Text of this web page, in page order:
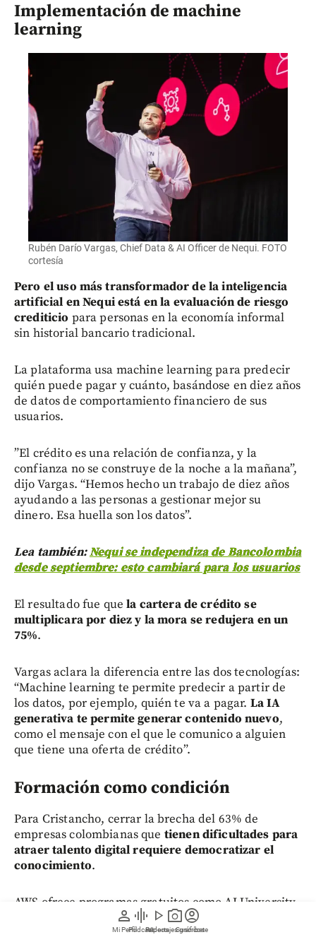
person
Mi Perfil
graphic_eq
Pódcast
play_arrow
Videos
photo_camera
Reportajes gráficos
account_circle
Suscríbete
Implementación de machine
learning
Rubén Darío Vargas, Chief Data & AI Officer de Nequi. FOTO
cortesía
Pero el uso más transformador de la inteligencia
artificial en Nequi está en la evaluación de riesgo
crediticio para personas en la economía informal
sin historial bancario tradicional.
La plataforma usa machine learning para predecir
quién puede pagar y cuánto, basándose en diez años
de datos de comportamiento financiero de sus
usuarios.
”El crédito es una relación de confianza, y la
confianza no se construye de la noche a la mañana”,
dijo Vargas. “Hemos hecho un trabajo de diez años
ayudando a las personas a gestionar mejor su
dinero. Esa huella son los datos”.
Lea también:Nequi se independiza de Bancolombia
desde septiembre: esto cambiará para los usuarios
El resultado fue quela cartera de crédito se
multiplicara por diez y la mora se redujera en un
75%.
Vargas aclara la diferencia entre las dos tecnologías:
“Machine learning te permite predecir a partir de
los datos, por ejemplo, quién te va a pagar. La IA
generativa te permite generar contenido nuevo,
como el mensaje con el que le comunico a alguien
que tiene una oferta de crédito”.
Formación como condición
Para Cristancho, cerrar la brecha del 63% de
empresas colombianas que tienen dificultades para
atraer talento digital requiere democratizar el
conocimiento.
AWS ofrece programas gratuitos como AI University
y AWS Entrena, orientados tanto a perfiles técnicos
como no técnicos. “No solamente las personas